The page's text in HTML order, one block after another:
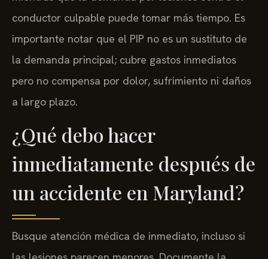
conductor culpable puede tomar más tiempo. Es
importante notar que el PIP no es un sustituto de
la demanda principal; cubre gastos inmediatos
pero no compensa por dolor, sufrimiento ni daños
a largo plazo.
¿Qué debo hacer
inmediatamente después de
un accidente en Maryland?
Busque atención médica de inmediato, incluso si
las lesiones parecen menores. Documente la